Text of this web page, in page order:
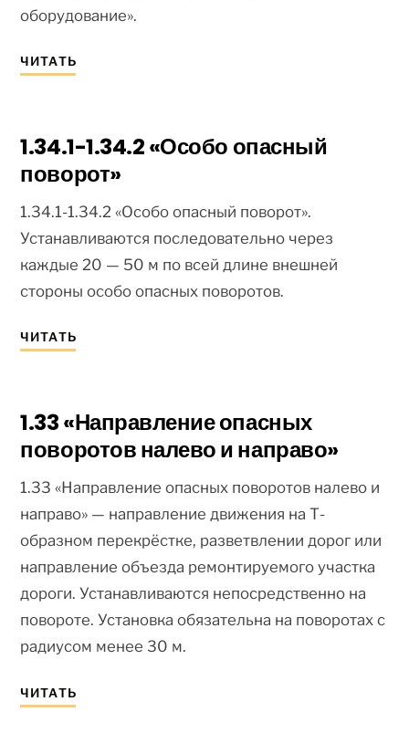
оборудование».
ЧИТАТЬ
1.34.1-1.34.2 «Особо опасный
поворот»
1.34.1-1.34.2 «Особо опасный поворот».
Устанавливаются последовательно через
каждые 20 — 50 м по всей длине внешней
стороны особо опасных поворотов.
ЧИТАТЬ
1.33 «Направление опасных
поворотов налево и направо»
1.33 «Направление опасных поворотов налево и
направо» — направление движения на Т-
образном перекрёстке, разветвлении дорог или
направление объезда ремонтируемого участка
дороги. Устанавливаются непосредственно на
повороте. Установка обязательна на поворотах с
радиусом менее 30 м.
ЧИТАТЬ